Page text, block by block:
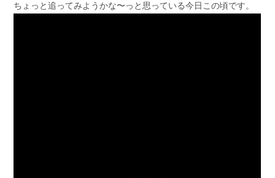
ちょっと追ってみようかな〜っと思っている今日この頃です。